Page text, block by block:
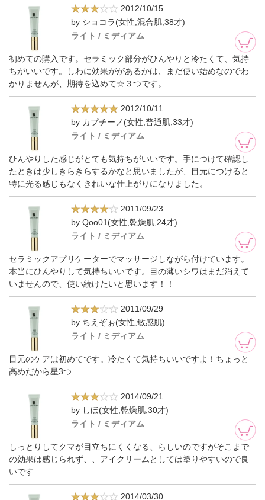
2012/10/15
by ショコラ(女性,混合肌,38才)
ライト / ミディアム
初めての購入です。セラミック部分がひんやりと冷たくて、気持
ちがいいです。しわに効果ががあるかは、まだ使い始めなのでわ
かりませんが、期待を込めて☆３つです。
2012/10/11
by カプチーノ(女性,普通肌,33才)
ライト / ミディアム
ひんやりした感じがとても気持ちがいいです。手につけて確認し
たときは少しきらきらするかなと思いましたが、目元につけると
特に光る感じもなくきれいな仕上がりになりました。
2011/09/23
by Qoo01(女性,乾燥肌,24才)
ライト / ミディアム
セラミックアプリケーターでマッサージしながら付けています。
本当にひんやりして気持ちいいです。目の薄いシワはまだ消えて
いませんので、使い続けたいと思います！！
2011/09/29
by ちえぞぉ(女性,敏感肌)
ライト / ミディアム
目元のケアは初めてです。冷たくて気持ちいいですよ！ちょっと
高めだから星3つ
2014/09/21
by しほ(女性,乾燥肌,30才)
ライト / ミディアム
しっとりしてクマが目立ちにくくなる、らしいのですがそこまで
の効果は感じられず、、アイクリームとしては塗りやすいので良
いです
2014/03/30